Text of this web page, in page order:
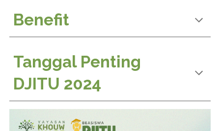
Benefit
Tanggal Penting
DJITU 2024